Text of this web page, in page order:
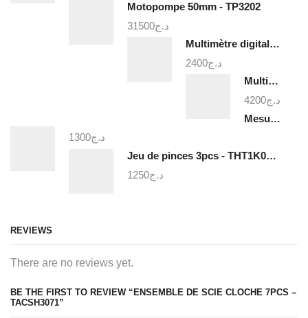
Motopompe 50mm - TP3202
د.ج31500
Multimètre digital - TMT460012
د.ج2400
Multimètre digital 1000v - TMT47503
د.ج4200
Mesure triangulaire a niveau a bulle - TMT646003
د.ج1300
Jeu de pinces 3pcs - THT1K0311
د.ج1250
REVIEWS
There are no reviews yet.
BE THE FIRST TO REVIEW “ENSEMBLE DE SCIE CLOCHE 7PCS –
TACSH3071”